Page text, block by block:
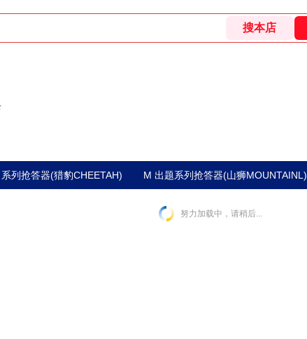
列抢答器(猎豹CHEETAH) M 出题系列抢答器(山狮MOUNTAINL)
努力加载中，请稍后...